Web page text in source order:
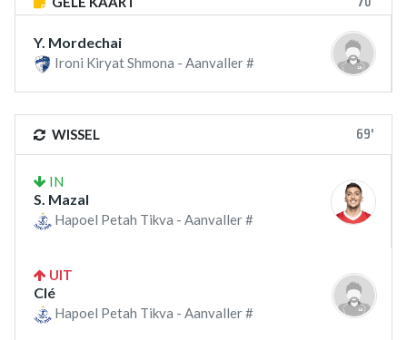
Y. Mordechai
Ironi Kiryat Shmona - Aanvaller #
WISSEL 69'
IN
S. Mazal
Hapoel Petah Tikva - Aanvaller #
UIT
Clé
Hapoel Petah Tikva - Aanvaller #